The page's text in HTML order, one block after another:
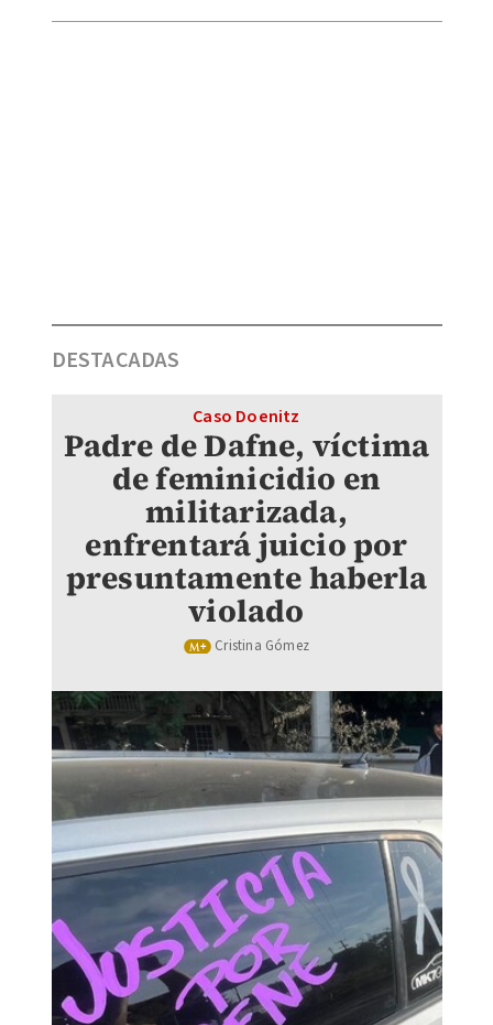
DESTACADAS
Padre de Dafne, víctima
de feminicidio en
militarizada,
enfrentará juicio por
presuntamente haberla
violado
Caso Doenitz
Cristina Gómez